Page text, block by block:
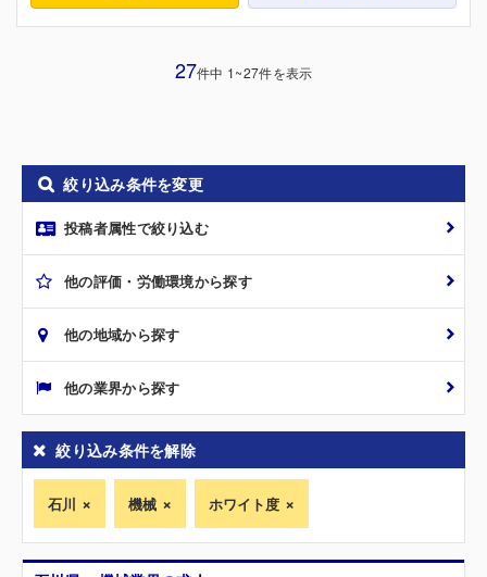
27件中 1~27件を表示
絞り込み条件を変更
投稿者属性で絞り込む
他の評価・労働環境から探す
他の地域から探す
他の業界から探す
絞り込み条件を解除
石川 機械 ホワイト度